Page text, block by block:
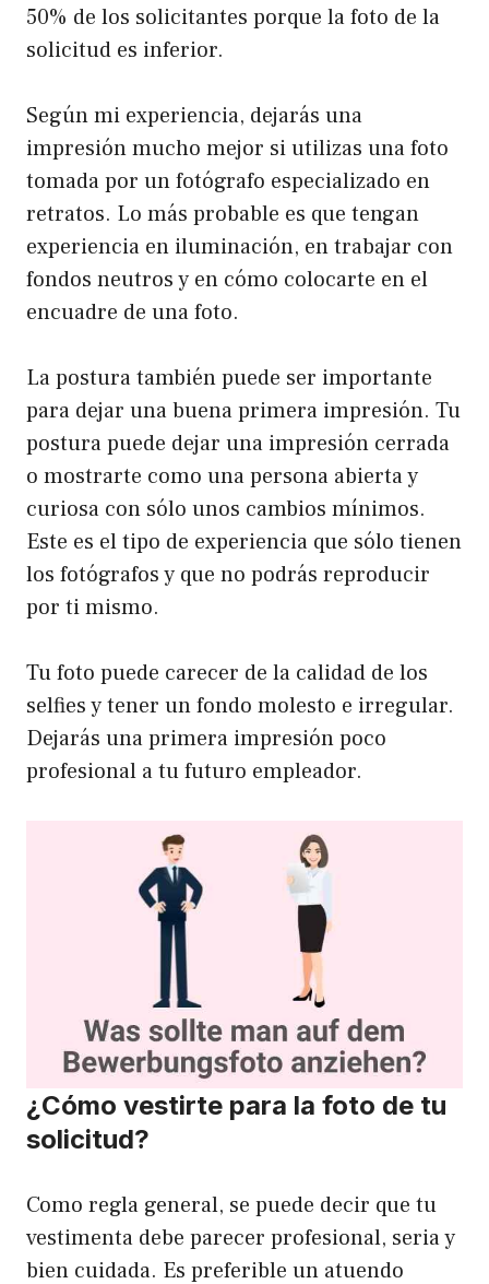
50% de los solicitantes porque la foto de la
solicitud es inferior.
Según mi experiencia, dejarás una
impresión mucho mejor si utilizas una foto
tomada por un fotógrafo especializado en
retratos. Lo más probable es que tengan
experiencia en iluminación, en trabajar con
fondos neutros y en cómo colocarte en el
encuadre de una foto.
La postura también puede ser importante
para dejar una buena primera impresión. Tu
postura puede dejar una impresión cerrada
o mostrarte como una persona abierta y
curiosa con sólo unos cambios mínimos.
Este es el tipo de experiencia que sólo tienen
los fotógrafos y que no podrás reproducir
por ti mismo.
Tu foto puede carecer de la calidad de los
selfies y tener un fondo molesto e irregular.
Dejarás una primera impresión poco
profesional a tu futuro empleador.
¿Cómo vestirte para la foto de tu
solicitud?
Como regla general, se puede decir que tu
vestimenta debe parecer profesional, seria y
bien cuidada. Es preferible un atuendo